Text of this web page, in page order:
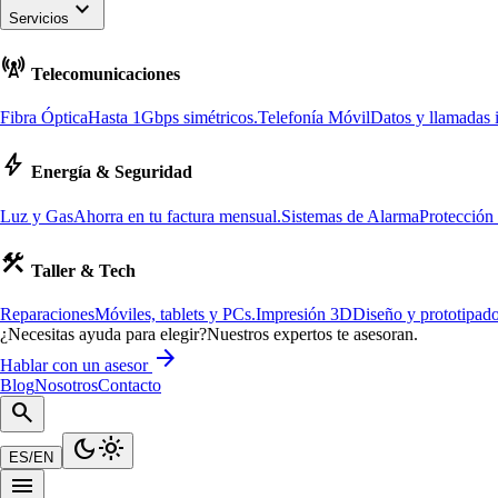
Servicios keyboard_arrow_down
cell_tower Telecomunicaciones
Fibra ÓpticaHasta 1Gbps simétricos.Telefonía MóvilDatos y llamadas
bolt Energía & Seguridad
Luz y GasAhorra en tu factura mensual.Sistemas de Alarma
construction Taller & Tech
ReparacionesMóviles, tablets y PCs.Impresión 3DDiseño y
¿Necesitas ayuda para elegir?Nuestros expertos te asesoran.
Hablar con un asesor arrow_forward
BlogNosotrosContacto
search
ES/EN dark_modelight_mode
menu